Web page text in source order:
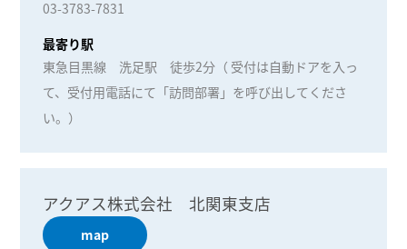
03-3783-7831
最寄り駅
東急目黒線 洗足駅 徒歩2分（ 受付は自動ドアを入っ
て、受付用電話にて「訪問部署」を呼び出してくださ
い。）
アクアス株式会社 北関東支店
map